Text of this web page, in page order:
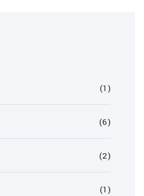
(1)
(6)
(2)
(1)